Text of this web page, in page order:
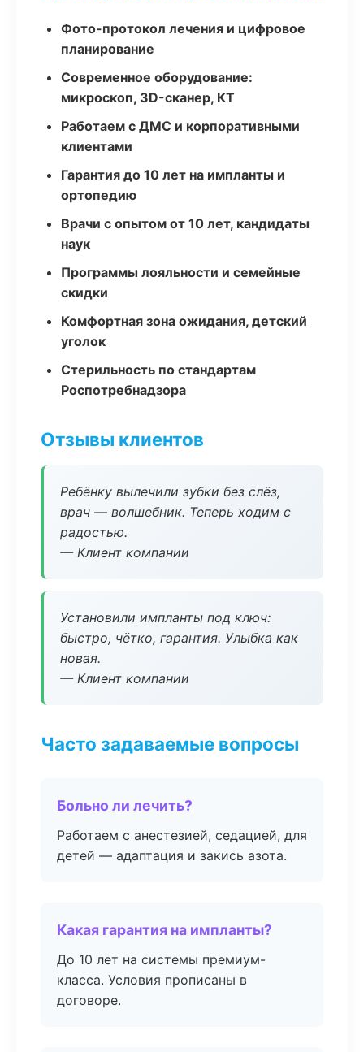
Фото-протокол лечения и цифровое
планирование
Современное оборудование:
микроскоп, 3D-сканер, КТ
Работаем с ДМС и корпоративными
клиентами
Гарантия до 10 лет на импланты и
ортопедию
Врачи с опытом от 10 лет, кандидаты
наук
Программы лояльности и семейные
скидки
Комфортная зона ожидания, детский
уголок
Стерильность по стандартам
Роспотребнадзора
Отзывы клиентов
Ребёнку вылечили зубки без слёз,
врач — волшебник. Теперь ходим с
радостью.
— Клиент компании
Установили импланты под ключ:
быстро, чётко, гарантия. Улыбка как
новая.
— Клиент компании
Часто задаваемые вопросы
Больно ли лечить?
Работаем с анестезией, седацией, для
детей — адаптация и закись азота.
Какая гарантия на импланты?
До 10 лет на системы премиум-
класса. Условия прописаны в
договоре.